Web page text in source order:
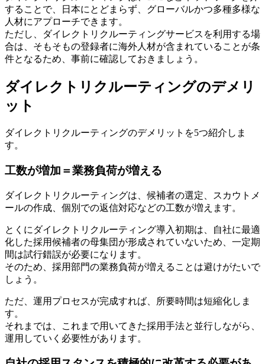
することで、日本にとどまらず、グローバルかつ多種多様な
人材にアプローチできます。
ただし、ダイレクトリクルーティングサービスを利用する場
合は、そもそもの登録者に海外人材が含まれていることが条
件となるため、事前に確認しておきましょう。
ダイレクトリクルーティングのデメリ
ット
ダイレクトリクルーティングのデメリットを5つ紹介しま
す。
工数が増加＝業務負荷が増える
ダイレクトリクルーティングは、候補者の選定、スカウトメ
ールの作成、個別での返信対応などの工数が増えます。
とくにダイレクトリクルーティング導入初期は、自社に最適
化した採用候補者の母集団が形成されていないため、一定期
間は試行錯誤が必要になります。
そのため、採用部門の業務負荷が増えることは避けがたいで
しょう。
ただ、運用プロセスが完成すれば、所要時間は短縮化しま
す。
それまでは、これまで用いてきた採用手法と並行しながら、
運用していく必要性があります。